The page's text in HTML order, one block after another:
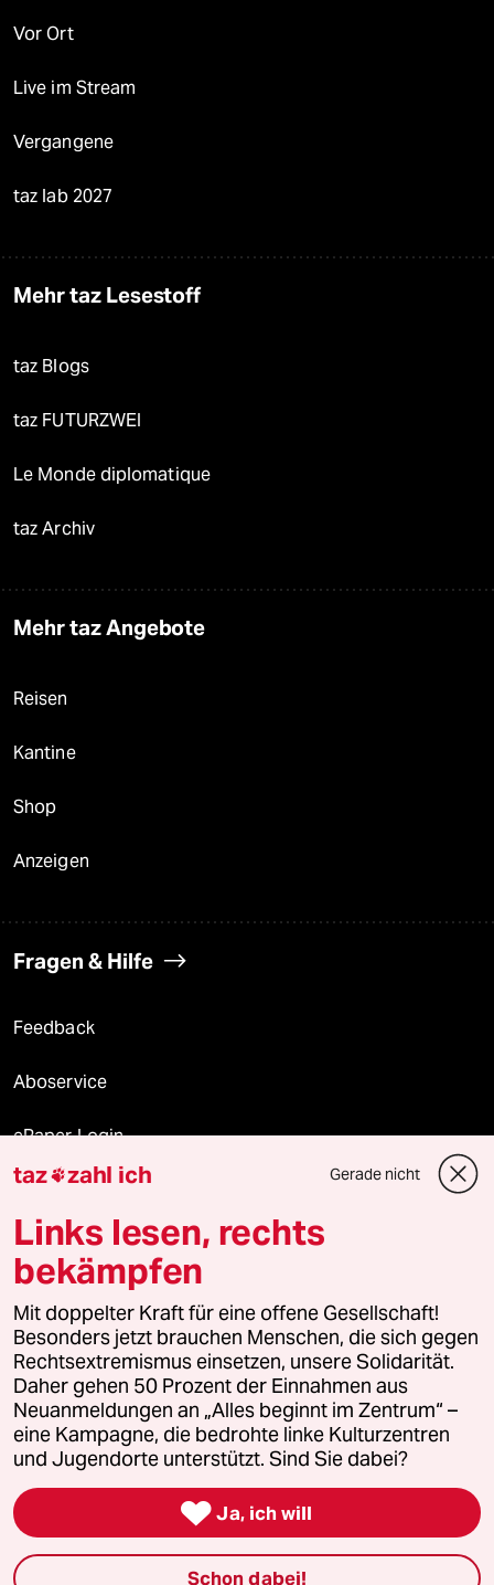
Vor Ort
Live im Stream
Vergangene
taz lab 2027
Mehr taz Lesestoff
taz Blogs
taz FUTURZWEI
Le Monde diplomatique
taz Archiv
Mehr taz Angebote
Reisen
Kantine
Shop
Anzeigen
Fragen & Hilfe
Feedback
Aboservice
ePaper Login
Downloads für Abonnierende
© 2026 taz Verlags und Vertriebs GmbH
Alle Rechte vorbehalten. Bei rechtlichen Fragen oder für Genehmigungen
wenden Sie sich bitte an
lizenzen@taz.de
Feedback Redaktionsstatut Kommune-Richtlinien
Leitlinie Informant Datenschutz Impressum AGB
Seitenwende Einwilligungen widerrufen (Ads)
taz zahl ich Gerade nicht
Links lesen, rechts
bekämpfen
Mit doppelter Kraft für eine offene Gesellschaft!
Besonders jetzt brauchen Menschen, die sich gegen
Rechtsextremismus einsetzen, unsere Solidarität.
Daher gehen 50 Prozent der Einnahmen aus
Neuanmeldungen an „Alles beginnt im Zentrum“ –
eine Kampagne, die bedrohte linke Kulturzentren
und Jugendorte unterstützt. Sind Sie dabei?
 Ja, ich will
Schon dabei!